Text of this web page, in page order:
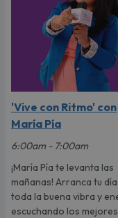
'Vive con Ritmo' con
María Pía
6:00am - 7:00am
¡María Pía te levanta las
mañanas! Arranca tu
toda la buena vibra y
escuchando los mejores